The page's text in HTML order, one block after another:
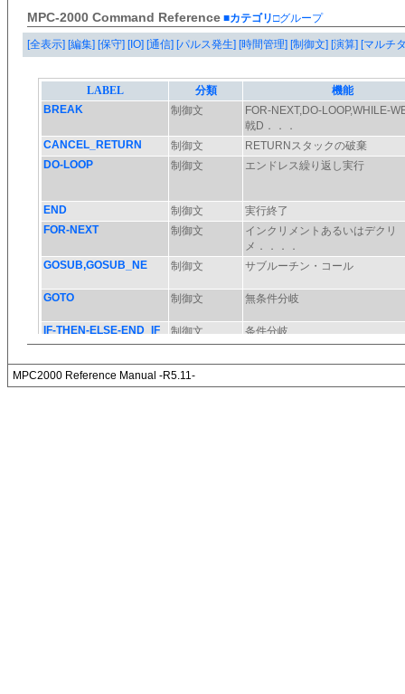
MPC-2000 Command Reference ■カテゴリ□グループ
[全表示] [編集] [保守] [IO] [通信] [パルス発生] [時間管理] [制御文] [演算] [マルチ
MPC2000 Reference Manual -R5.11-